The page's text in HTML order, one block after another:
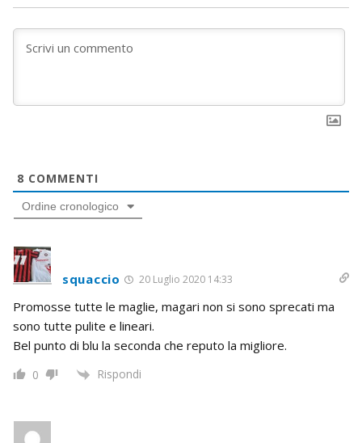
8 COMMENTI
Ordine cronologico
squaccio 20 Luglio 2020 14:33
Promosse tutte le maglie, magari non si sono sprecati ma
sono tutte pulite e lineari.
Bel punto di blu la seconda che reputo la migliore.
0 Rispondi